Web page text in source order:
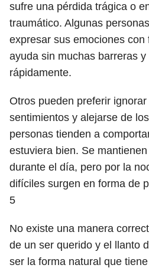
sufre una pérdida trágica o
traumático. Algunas
expresar sus emociones con
ayuda sin muchas barreras
rápidamente.
Otros pueden preferir
sentimientos y alejarse de
personas tienden a
estuviera bien. Se
durante el día, pero por la
difíciles surgen en forma de
5
No existe una manera
de un ser querido y el llanto
ser la forma natural que